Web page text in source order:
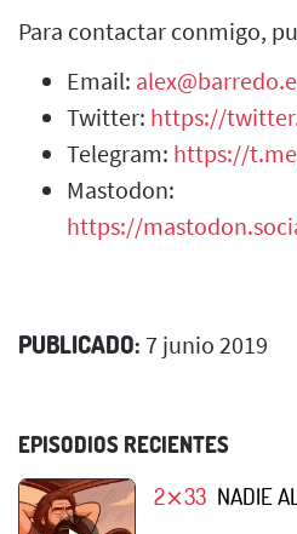
Para contactar conmigo,
Email:
Twitter: https://
Telegram: https://
Mastodon:
https://
PUBLICADO: 7 junio 2019
EPISODIOS RECIENTES
2⨯33 NADIE